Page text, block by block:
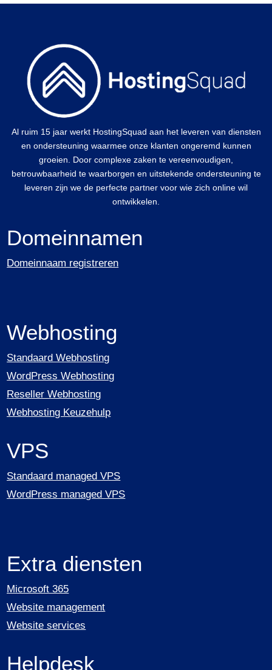
Al ruim 15 jaar werkt HostingSquad aan het leveren van diensten
en ondersteuning waarmee onze klanten ongeremd kunnen
groeien. Door complexe zaken te vereenvoudigen,
betrouwbaarheid te waarborgen en uitstekende ondersteuning te
leveren zijn we de perfecte partner voor wie zich online wil
ontwikkelen.
Domeinnamen
Domeinnaam registreren
Webhosting
Standaard Webhosting
WordPress Webhosting
Reseller Webhosting
Webhosting Keuzehulp
VPS
Standaard managed VPS
WordPress managed VPS
Extra diensten
Microsoft 365
Website management
Website services
Helpdesk